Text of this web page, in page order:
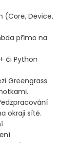
(Core, Device,
přímo na
či Python
Greengrass
okraji sítě.